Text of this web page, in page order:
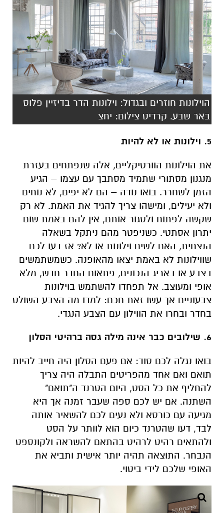
הוילונות חוזרים ובגדול: וילונות הדר בדיזיין פלוס
באר שבע. קרדיט צילום: יחצ
5. וילונות או לא להיות
את הוילונות הוורטיקליים, אלה שנפתחים בעזרת
מנגנון מסתורי שתמיד מסתבך עם עצמו – הגיע
הזמן לשחרר. בואו נודה – הם לא יפים, לא נוחים
ולא יעילים, ומישהו צריך להגיד את האמת. לא רק
שקשה לפתוח ולסגור אותם, אין להם באמת שום
יתרון אסתטי. כשניפטר מהם ניתקל בשאלה
הנצחית, האם לשים וילונות או לא? אז דעו לכם
שווילונות לא באמת יצאו מהאופנה. כשמשתמשים
בצבע או באריג הנכונים, פתאום החדר חדש, מלא
אופי ומעוצב. אל תפחדו להשתמש בוילונות
צבעוניים אך עשו זאת חכם: למדו מה הצבע השולט
בחדר ובחרו את הווילון עם הצבע הנגדי.
6. שילובים כבר אינה מילה גסה ברהיטי הסלון
בואו נגלה לכם סוד: אם פעם הסלון היה חייב להיות
תואם ואם אחד מהפריטים התבלה היה צריך
להחליף את כל הסט, היום הטרנד ה"תואם"
השתנה. אם יש לכם ספה שעבר זמנה אך היא
מגיעה עם כורסא ולא נעים לכם להשאיר אותה
לבד, דעו שהטרנד כיום הוא לוותר על הסט
ולהתאים רהיט לרהיט בהתאם להשראה ולקונספט
הנבחר. התוצאה תהיה יותר אישית ותביא את
האופי שלכם לידי ביטוי.